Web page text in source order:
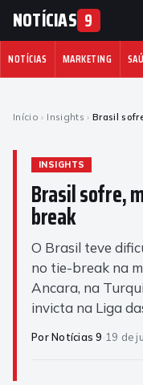
NOTÍCIAS 9
NOTÍCIAS MARKETING
Início › Insights › Brasil
INSIGHTS
Brasil sofre,
break
O Brasil teve
no tie-break na
Ancara, na
invicta na Liga
Por Notícias 9·19 de